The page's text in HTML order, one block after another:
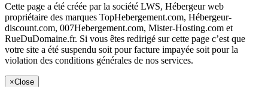
Cette page a été créée par la société LWS, Hébergeur web
propriétaire des marques TopHebergement.com, Hébergeur-
discount.com, 007Hebergement.com, Mister-Hosting.com et
RueDuDomaine.fr. Si vous êtes redirigé sur cette page c’est que
votre site a été suspendu soit pour facture impayée soit pour la
violation des conditions générales de nos services.
×Close